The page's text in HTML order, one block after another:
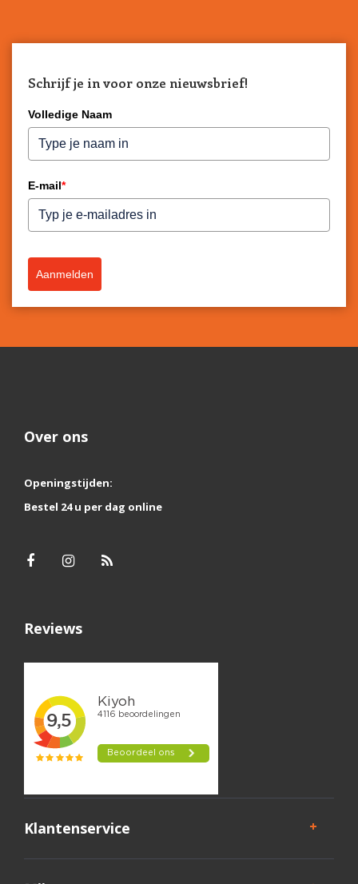
Schrijf je in voor onze nieuwsbrief!
Volledige Naam
E-mail*
Aanmelden
Over ons
Openingstijden:
Bestel 24 u per dag online
Reviews
Klantenservice